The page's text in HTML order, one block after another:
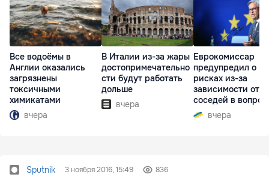
Все водоёмы в
Англии оказались
загрязнены
токсичными
химикатами
вчера
В Италии из-за жары
достопримечательно
сти будут работать
дольше
вчера
Еврокомиссар
предупредил о
рисках из-за
зависимости от
соседей в
границ
вчера
Sputnik 3 ноября 2016, 15:49 836